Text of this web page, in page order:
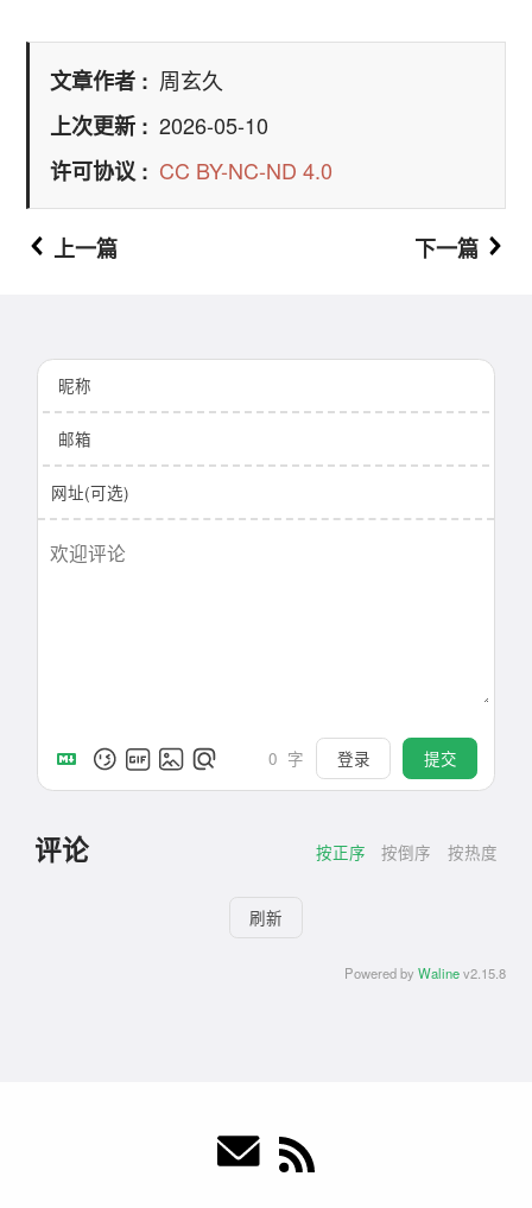
文章作者
周玄久
上次更新
2026-05-10
许可协议
CC BY-NC-ND 4.0
上一篇 下一篇
昵称
邮箱
网址(可选)
0 字 登录 提交
评论 按正序 按倒序 按热度
刷新
Powered by Walinev2.15.8